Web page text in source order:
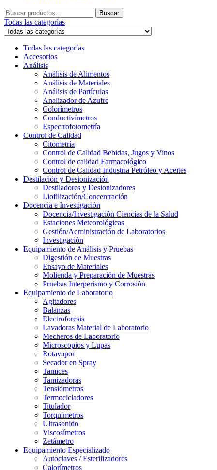
Buscar
por:
Buscar
Todas las categorías
Todas las categorías
Accesorios
Análisis
Análisis de Alimentos
Análisis de Materiales
Análisis de Partículas
Analizador de Azufre
Colorímetros
Conductivímetros
Espectrofotometría
Control de Calidad
Citometría
Control de Calidad Bebidas, Jugos y Vinos
Control de calidad Farmacológico
Control de Calidad Industria Petróleo y Aceites
Destilación y Desionización
Destiladores y Desionizadores
Liofilización/Concentración
Docencia e Investigación
Docencia/Investigación Ciencias de la Salud
Estaciones Meteorológicas
Gestión/Administración de Laboratorios
Investigación
Equipamiento de Análisis y Pruebas
Digestión de Muestras
Ensayo de Materiales
Molienda y Preparación de Muestras
Pruebas Interperismo y Corrosión
Equipamiento de Laboratorio
Agitadores
Balanzas
Electroforesis
Lavadoras Material de Laboratorio
Mecheros de Laboratorio
Microscopios y Lupas
Rotavapor
Secador en Spray
Tamices
Tamizadoras
Tensiómetros
Termocicladores
Titulador
Torquímetros
Ultrasonido
Viscosímetros
Zetámetro
Equipamiento Especializado
Autoclaves / Esterilizadores
Calorímetros